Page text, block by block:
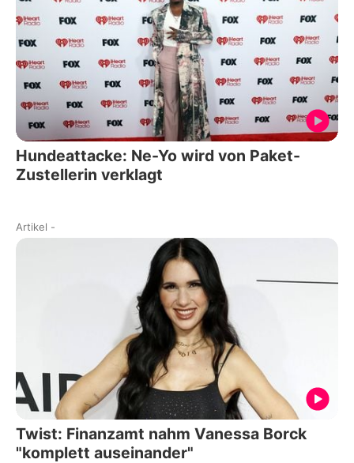
Hundeattacke: Ne-Yo wird von Paket-
Zustellerin verklagt
Artikel -
Twist: Finanzamt nahm Vanessa Borck
"komplett auseinander"